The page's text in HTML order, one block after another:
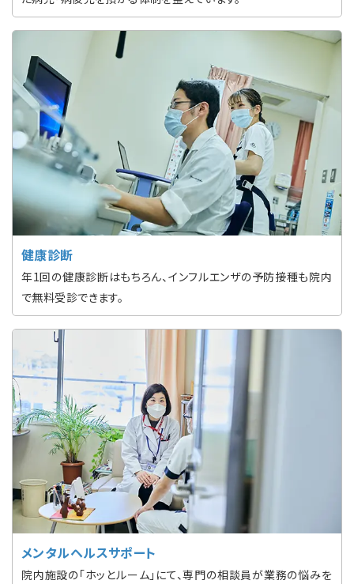
健康診断
年1回の健康診断はもちろん、インフルエンザの予防接種も院内
で無料受診できます。
メンタルヘルスサポート
院内施設の「ホッとルーム」にて、専門の相談員が業務の悩みを